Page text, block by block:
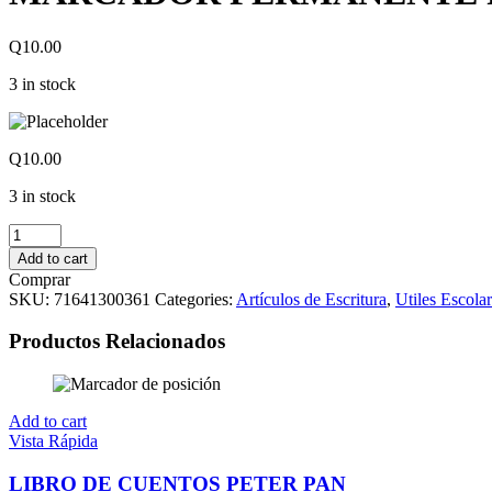
Q10.00
3 in stock
Q10.00
3 in stock
MARCADOR
PERMANENTE
PUNTA
FINA
ORANGE
SHARPIE
quantity
Add to cart
Comprar
SKU: 71641300361 Categories: Artículos de Escritura, Utiles
Productos Relacionados
Add to cart
Vista Rápida
LIBRO DE CUENTOS PETER PAN